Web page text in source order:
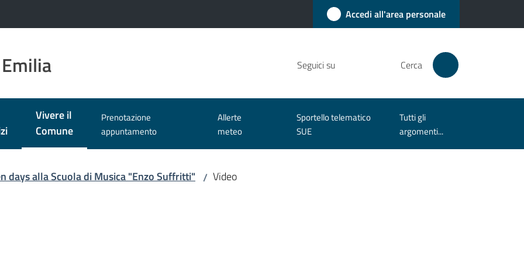
Accedi all'area personale
Seguici su Cerca
Vivere il
Comune
Menu selezionato
Prenotazione
appuntamento
Allerte
meteo
Sportello telematico
SUE
Tutti gli
argomenti...
days alla Scuola di Musica "Enzo Suffritti" / Video